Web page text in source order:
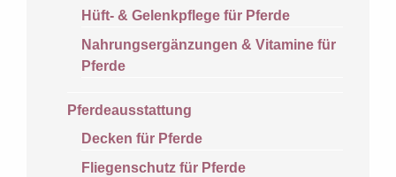
Hüft- & Gelenkpflege für Pferde
Nahrungsergänzungen & Vitamine für
Pferde
Pferdeausstattung
Decken für Pferde
Fliegenschutz für Pferde